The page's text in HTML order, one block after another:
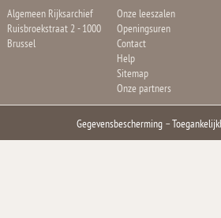
Algemeen Rijksarchief
Ruisbroekstraat 2 - 1000
Brussel
Onze leeszalen
Openingsuren
Contact
Help
Sitemap
Onze partners
Gegevensbescherming–